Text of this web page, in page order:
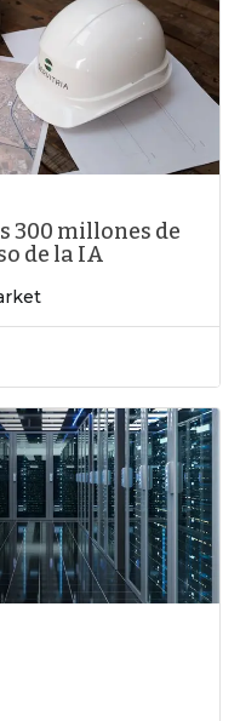
300 millones de
de la IA